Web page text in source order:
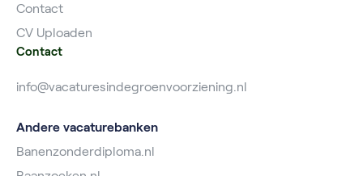
Contact
CV Uploaden
Contact
info@vacaturesindegroenvoorziening.nl
Andere vacaturebanken
Banenzonderdiploma.nl